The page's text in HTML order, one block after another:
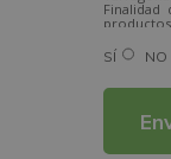
Para más
SÍ NO